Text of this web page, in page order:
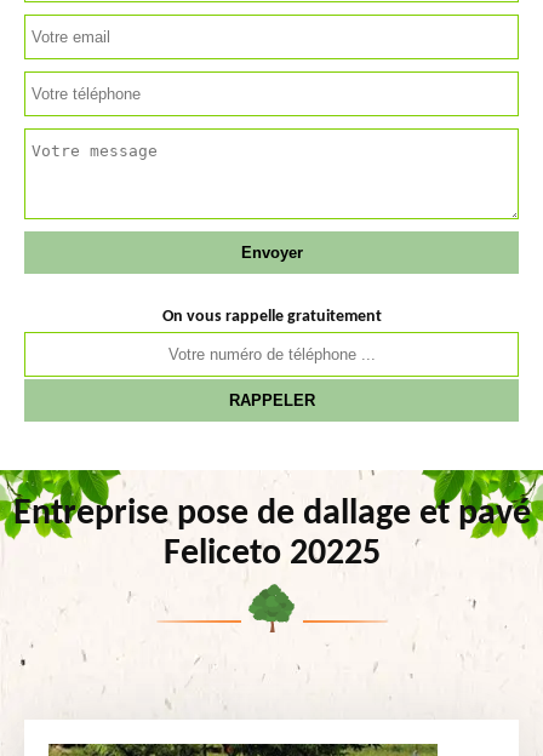
On vous rappelle gratuitement
Entreprise pose de dallage et pavé
Feliceto 20225